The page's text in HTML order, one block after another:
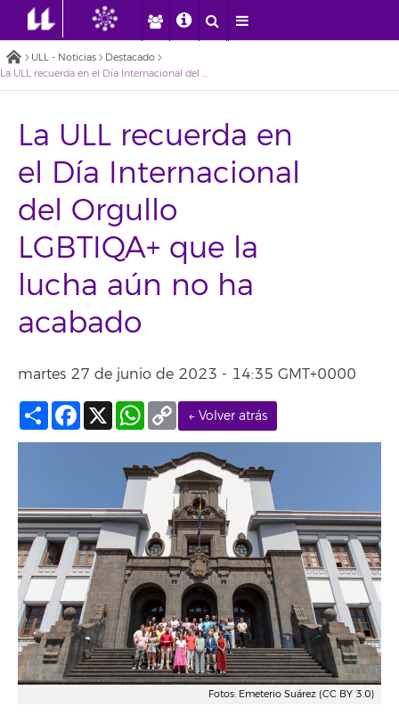
ULL - Noticias
Destacado
La ULL recuerda en el Día Internacional del Orgullo LGBTIQA+ que la lucha aún no ha acabado
La ULL recuerda en
el Día Internacional
del Orgullo
LGBTIQA+ que la
lucha aún no ha
acabado
martes 27 de junio de 2023 - 14:35 GMT+0000
← Volver atrás
Compartir
Facebook
X WhatsApp
Copy
Link
Fotos: Emeterio Suárez (CC BY 3.0)